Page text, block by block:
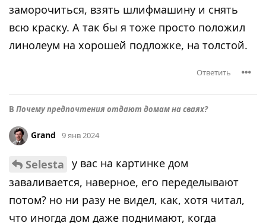
заморочиться, взять шлифмашину и снять
всю краску. А так бы я тоже просто положил
линолеум на хорошей подложке, на толстой.
Ответить
В Почему предпочтения отдают домам на сваях?
Grand 9 янв 2024
Selesta у вас на картинке дом
заваливается, наверное, его переделывают
потом? но ни разу не видел, как, хотя читал,
что иногда дом даже поднимают, когда